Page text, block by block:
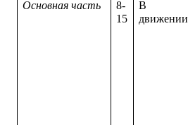
Основная часть
8-
15
В
движении